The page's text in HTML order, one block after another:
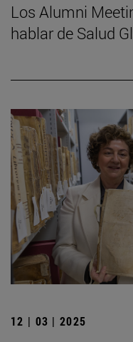
Los Alumni
hablar de Salud
12 | 03 | 2025